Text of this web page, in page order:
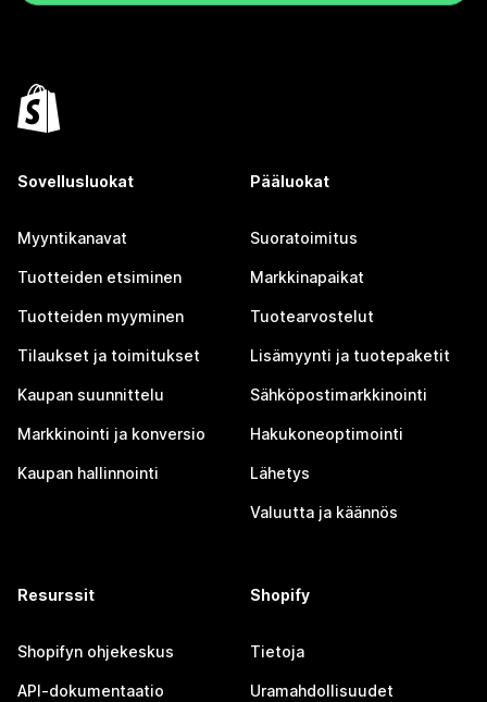
Sovellusluokat
Myyntikanavat
Tuotteiden etsiminen
Tuotteiden myyminen
Tilaukset ja toimitukset
Kaupan suunnittelu
Markkinointi ja konversio
Kaupan hallinnointi
Pääluokat
Suoratoimitus
Markkinapaikat
Tuotearvostelut
Lisämyynti ja tuotepaketit
Sähköpostimarkkinointi
Hakukoneoptimointi
Lähetys
Valuutta ja käännös
Resurssit
Shopifyn ohjekeskus
API-dokumentaatio
Shopify
Tietoja
Uramahdollisuudet